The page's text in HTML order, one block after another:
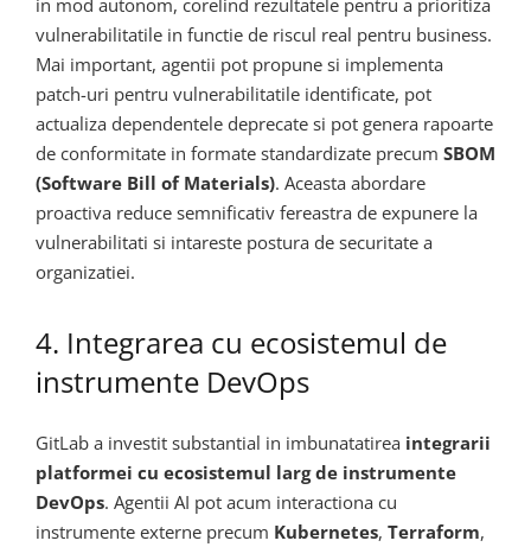
in mod autonom, corelind rezultatele pentru a prioritiza
vulnerabilitatile in functie de riscul real pentru business.
Mai important, agentii pot propune si implementa
patch-uri pentru vulnerabilitatile identificate, pot
actualiza dependentele deprecate si pot genera rapoarte
de conformitate in formate standardizate precum SBOM
(Software Bill of Materials). Aceasta abordare
proactiva reduce semnificativ fereastra de expunere la
vulnerabilitati si intareste postura de securitate a
organizatiei.
4. Integrarea cu ecosistemul de
instrumente DevOps
GitLab a investit substantial in imbunatatirea integrarii
platformei cu ecosistemul larg de instrumente
DevOps. Agentii AI pot acum interactiona cu
instrumente externe precum Kubernetes, Terraform,